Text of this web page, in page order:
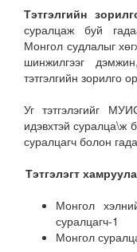
Тэтгэлгийн
суралцаж буй
Монгол судлалыг
шинжилгээг
тэтгэлгийн зорилго
Уг тэтгэлэгийг
идэвхтэй суралца\ж
суралцагч болон
Тэтгэлэгт
Монгол
суралцагч-1
Монгол